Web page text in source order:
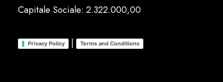
Capitale Sociale: 2.322.000,00
Privacy Policy | Terms and Conditions